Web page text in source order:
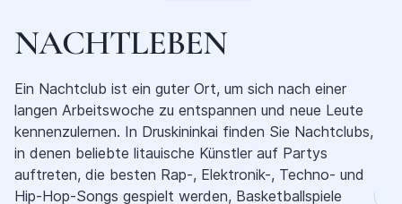
NACHTLEBEN
Ein Nachtclub ist ein guter Ort, um sich nach einer
langen Arbeitswoche zu entspannen und neue Leute
kennenzulernen. In Druskininkai finden Sie Nachtclubs,
in denen beliebte litauische Künstler auf Partys
auftreten, die besten Rap-, Elektronik-, Techno- und
Hip-Hop-Songs gespielt werden, Basketballspiele